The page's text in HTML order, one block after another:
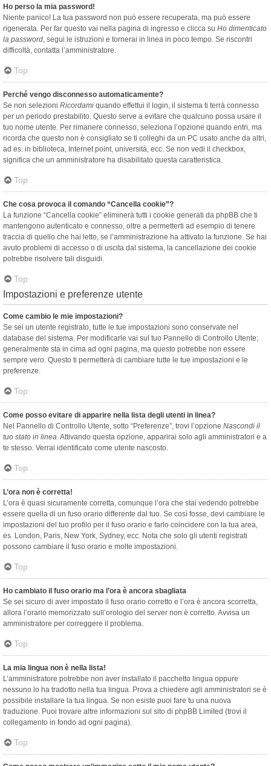
Ho perso la mia password!
Niente panico! La tua password non può essere recuperata, ma può essere
rigenerata. Per far questo vai nella pagina di ingresso e clicca su Ho dimenticato
la password, segui le istruzioni e tornerai in linea in poco tempo. Se riscontri
difficoltà, contatta l’amministratore.
Top
Perché vengo disconnesso automaticamente?
Se non selezioni Ricordami quando effettui il login, il sistema ti terrà connesso
per un periodo prestabilito. Questo serve a evitare che qualcuno possa usare il
tuo nome utente. Per rimanere connesso, seleziona l’opzione quando entri, ma
ricorda che questo non è consigliato se ti colleghi da un PC usato anche da altri,
ad es. in biblioteca, Internet point, università, ecc. Se non vedi il checkbox,
significa che un amministratore ha disabilitato questa caratteristica.
Top
Che cosa provoca il comando “Cancella cookie”?
La funzione “Cancella cookie” eliminerà tutti i cookie generati da phpBB che ti
mantengono autenticato e connesso, oltre a permetterti ad esempio di tenere
traccia di quello che hai letto, se l’amministrazione ha attivato la funzione. Se hai
avuto problemi di accesso o di uscita dal sistema, la cancellazione dei cookie
potrebbe risolvere tali disguidi.
Top
Impostazioni e preferenze utente
Come cambio le mie impostazioni?
Se sei un utente registrato, tutte le tue impostazioni sono conservate nel
database del sistema. Per modificarle vai sul tuo Pannello di Controllo Utente;
generalmente sta in cima ad ogni pagina, ma questo potrebbe non essere
sempre vero. Questo ti permetterà di cambiare tutte le tue impostazioni e le
preferenze.
Top
Come posso evitare di apparire nella lista degli utenti in linea?
Nel Pannello di Controllo Utente, sotto “Preferenze”, trovi l’opzione Nascondi il
tuo stato in linea. Attivando questa opzione, apparirai solo agli amministratori e a
te stesso. Verrai identificato come utente nascosto.
Top
L’ora non è corretta!
L’ora è quasi sicuramente corretta, comunque l’ora che stai vedendo potrebbe
essere quella di un fuso orario differente dal tuo. Se così fosse, devi cambiare le
impostazioni del tuo profilo per il fuso orario e farlo coincidere con la tua area,
es. London, Paris, New York, Sydney, ecc. Nota che solo gli utenti registrati
possono cambiare il fuso orario e molte impostazioni.
Top
Ho cambiato il fuso orario ma l’ora è ancora sbagliata
Se sei sicuro di aver impostato il fuso orario corretto e l’ora è ancora scorretta,
allora l’orario memorizzato sull’orologio del server non è corretto. Avvisa un
amministratore per correggere il problema.
Top
La mia lingua non è nella lista!
L’amministratore potrebbe non aver installato il pacchetto lingua oppure
nessuno lo ha tradotto nella tua lingua. Prova a chiedere agli amministratori se è
possibile installare la tua lingua. Se non esiste puoi fare tu una nuova
traduzione. Puoi trovare altre informazioni sul sito di phpBB Limited (trovi il
collegamento in fondo ad ogni pagina).
Top